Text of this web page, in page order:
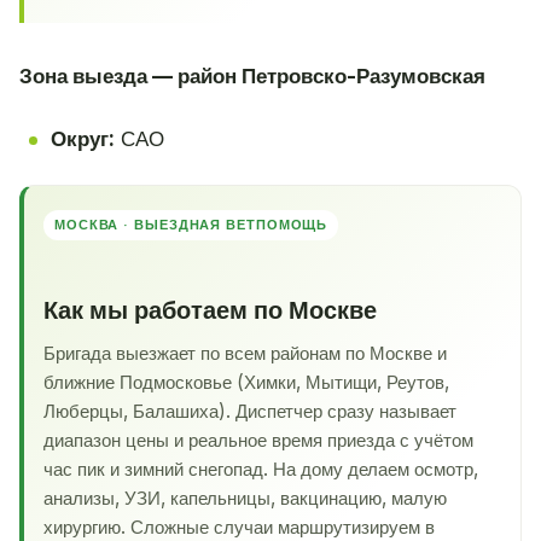
Зона выезда — район Петровско-Разумовская
Округ: САО
МОСКВА · ВЫЕЗДНАЯ ВЕТПОМОЩЬ
Как мы работаем по Москве
Бригада выезжает по всем районам по Москве и
ближние Подмосковье (Химки, Мытищи, Реутов,
Люберцы, Балашиха). Диспетчер сразу называет
диапазон цены и реальное время приезда с учётом
час пик и зимний снегопад. На дому делаем осмотр,
анализы, УЗИ, капельницы, вакцинацию, малую
хирургию. Сложные случаи маршрутизируем в